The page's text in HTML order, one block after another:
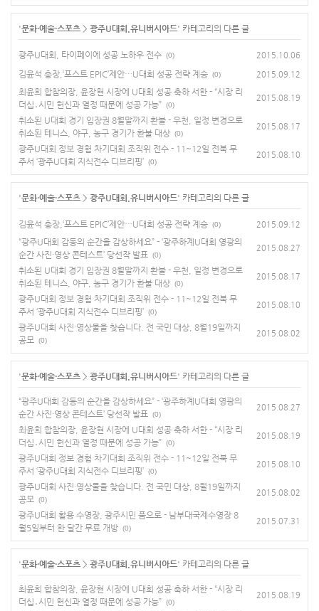
'문화·예술·스포츠 > 광주U대회.유니버시아드' 카테고리의 다른 글
광주U대회, 타이페이에 성공 노하우 전수 (0) 2015.10.06
김윤석 총장,‘포스트 EPIC’제안…U대회 성공 전략 계승 (0) 2015.09.12
최윤희 합참의장, 윤장현 시장에 U대회 성공 축하 서한 - “시장 리
더십․시민 헌신과 열정 때문에 성공 가능” (0)
2015.08.19
취소된 U대회 경기 입장권 8월말까지 환불 - 우천, 일정 변경으로
취소된 테니스, 야구, 농구 경기가 환불 대상 (0)
2015.08.17
광주U대회 정보 경험 차기대회 조직위 전수 - 11~12일 전북 무
주서 ‘광주U대회 지식전수 디브리핑’ (0)
2015.08.10
'문화·예술·스포츠 > 광주U대회.유니버시아드' 카테고리의 다른 글
김윤석 총장,‘포스트 EPIC’제안…U대회 성공 전략 계승 (0) 2015.09.12
“광주U대회 감동의 순간을 감상하세요” - ‘광주하계U대회 영광의
순간 사진·영상 콘테스트’ 당선작 발표
(0)
2015.08.27
취소된 U대회 경기 입장권 8월말까지 환불 - 우천, 일정 변경으로
취소된 테니스, 야구, 농구 경기가 환불 대상 (0)
2015.08.17
광주U대회 정보 경험 차기대회 조직위 전수 - 11~12일 전북 무
주서 ‘광주U대회 지식전수 디브리핑’ (0)
2015.08.10
광주U대회 사진·영상물을 찾습니다. 전 국민 대상, 8월19일까지
공모
(0)
2015.08.02
'문화·예술·스포츠 > 광주U대회.유니버시아드' 카테고리의 다른 글
“광주U대회 감동의 순간을 감상하세요” - ‘광주하계U대회 영광의
순간 사진·영상 콘테스트’ 당선작 발표
(0)
2015.08.27
최윤희 합참의장, 윤장현 시장에 U대회 성공 축하 서한 - “시장 리
더십․시민 헌신과 열정 때문에 성공 가능” (0)
2015.08.19
광주U대회 정보 경험 차기대회 조직위 전수 - 11~12일 전북 무
주서 ‘광주U대회 지식전수 디브리핑’ (0)
2015.08.10
광주U대회 사진·영상물을 찾습니다. 전 국민 대상, 8월19일까지
공모
(0)
2015.08.02
광주U대회 활용 수영장, 광주시민 품으로 - 남부대국제수영장 8
월5일부터 한 달간 무료 개방 (0)
2015.07.31
'문화·예술·스포츠 > 광주U대회.유니버시아드' 카테고리의 다른 글
최윤희 합참의장, 윤장현 시장에 U대회 성공 축하 서한 - “시장 리
더십․시민 헌신과 열정 때문에 성공 가능” (0)
2015.08.19